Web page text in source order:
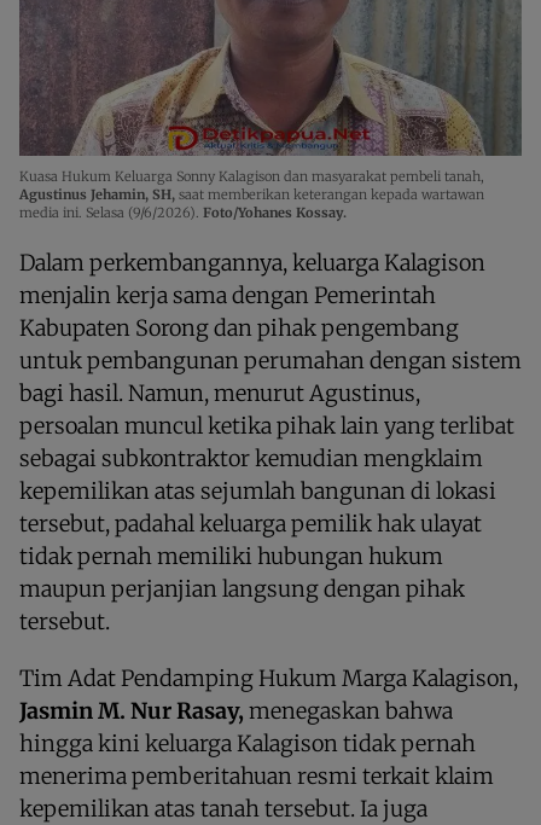
Kuasa Hukum Keluarga Sonny Kalagison dan masyarakat pembeli tanah,
Agustinus Jehamin, SH, saat memberikan keterangan kepada wartawan
media ini. Selasa (9/6/2026). Foto/Yohanes Kossay.
Dalam perkembangannya, keluarga Kalagison
menjalin kerja sama dengan Pemerintah
Kabupaten Sorong dan pihak pengembang
untuk pembangunan perumahan dengan sistem
bagi hasil. Namun, menurut Agustinus,
persoalan muncul ketika pihak lain yang terlibat
sebagai subkontraktor kemudian mengklaim
kepemilikan atas sejumlah bangunan di lokasi
tersebut, padahal keluarga pemilik hak ulayat
tidak pernah memiliki hubungan hukum
maupun perjanjian langsung dengan pihak
tersebut.
Tim Adat Pendamping Hukum Marga Kalagison,
Jasmin M. Nur Rasay, menegaskan bahwa
hingga kini keluarga Kalagison tidak pernah
menerima pemberitahuan resmi terkait klaim
kepemilikan atas tanah tersebut. Ia juga